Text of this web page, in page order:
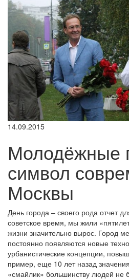
14.09.2015
Молодёжные
символ
Москвы
День города – своего рода отчет
советское время, мы жили
жизни значительно вырос. Город
постоянно появляются новые
урбанистические концепции,
пример, еще 10 лет назад
«смайлик» большинству людей не